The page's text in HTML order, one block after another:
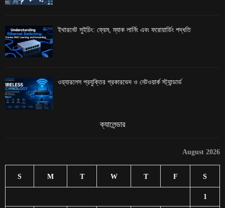
ইথারনেট সুইচিং: ফ্রেম, ম্যাক লার্নিং এবং ফরোয়ার্ডিং পদ্ধতি
ওয়্যারলেস প্রযুক্তির প্রকারভেদ ও নেটওয়ার্ক স্ট্যান্ডার্ড
ক্যালেন্ডার
August 2026
S M T W T F S
1